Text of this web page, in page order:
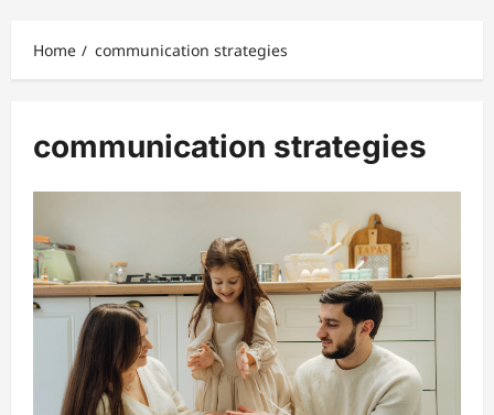
Home communication strategies
communication strategies